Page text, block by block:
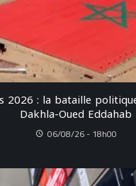
2026 : la bataille
Dakhla-Oued Eddahab
06/08/26 - 18h00